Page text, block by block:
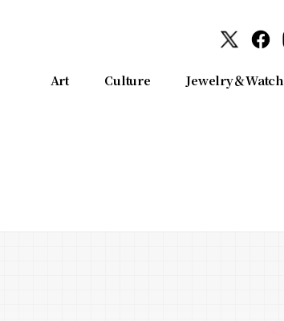
Art Culture Jewelry＆Watch